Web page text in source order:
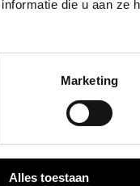
die u aan ze
Marketing
Alles toestaan
Als professionele
van jouw